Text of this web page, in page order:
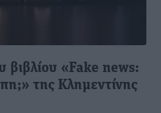
βιβλίου «Fake news:
της Κλημεντίνης